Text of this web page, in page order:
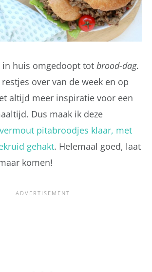
in huis omgedoopt tot brood-dag.
over van de week en op
altijd meer inspiratie voor een
Dus maak ik deze
pitabroodjes klaar, met
gehakt. Helemaal goed, laat
komen!